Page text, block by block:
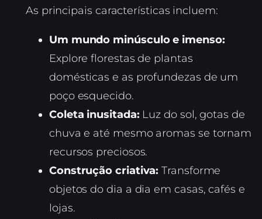
As principais características incluem:
Um mundo minúsculo e imenso:
Explore florestas de plantas
domésticas e as profundezas de um
poço esquecido.
Coleta inusitada: Luz do sol, gotas de
chuva e até mesmo aromas se tornam
recursos preciosos.
Construção criativa: Transforme
objetos do dia a dia em casas, cafés e
lojas.